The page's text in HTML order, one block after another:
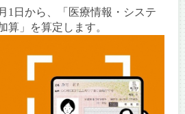
1日から、「医療情報・システ
算」を算定します。